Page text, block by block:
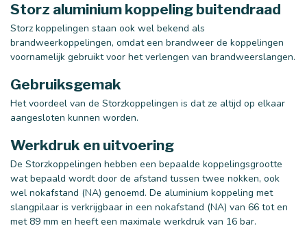
Storz aluminium koppeling buitendraad
Storz koppelingen staan ook wel bekend als
brandweerkoppelingen, omdat een brandweer de koppelingen
voornamelijk gebruikt voor het verlengen van brandweerslangen.
Gebruiksgemak
Het voordeel van de Storzkoppelingen is dat ze altijd op elkaar
aangesloten kunnen worden.
Werkdruk en uitvoering
De Storzkoppelingen hebben een bepaalde koppelingsgrootte
wat bepaald wordt door de afstand tussen twee nokken, ook
wel nokafstand (NA) genoemd. De aluminium koppeling met
slangpilaar is verkrijgbaar in een nokafstand (NA) van 66 tot en
met 89 mm en heeft een maximale werkdruk van 16 bar.